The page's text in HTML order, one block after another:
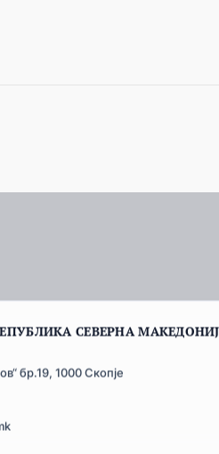
СЕВЕРНА
бр.19, 1000 Скопје